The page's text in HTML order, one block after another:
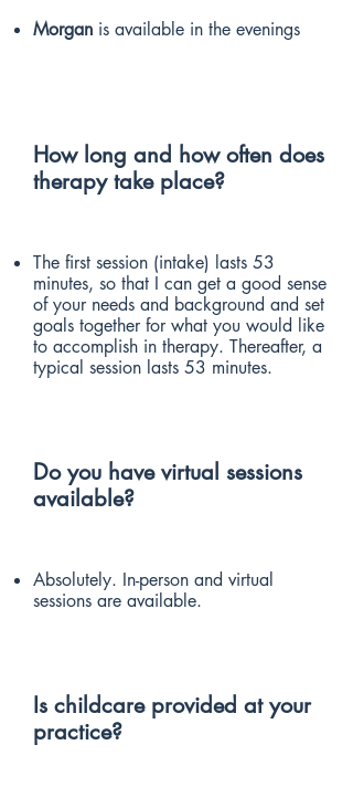
Morgan is available in the evenings
How long and how often does
therapy take place?
The first session (intake) lasts 53
minutes, so that I can get a good sense
of your needs and background and set
goals together for what you would like
to accomplish in therapy. Thereafter, a
typical session lasts 53 minutes.
Do you have virtual sessions
available?
Absolutely. In-person and virtual
sessions are available.
Is childcare provided at your
practice?